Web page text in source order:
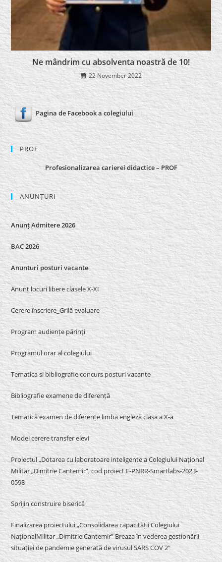
Ne mândrim cu absolventa noastră de 10!
22 November 2022
Pagina de Facebook a colegiului
PROF
Profesionalizarea carierei didactice – PROF
ANUNȚURI
Anunț Admitere 2026
BAC 2026
Anunturi posturi vacante
Anunț locuri libere clasele X-XI
Cerere înscriere_Grilă evaluare
Program audiențe părinți
Programul orar al colegiului
Tematica si bibliografie concurs posturi vacante
Bibliografie examene de diferență
Tematică examen de diferențe limba engleză clasa a X-a
Model cerere transfer elevi
Proiectul „Dotarea cu laboratoare inteligente a Colegiului Național
Militar „Dimitrie Cantemir”, cod proiect F-PNRR-Smartlabs-2023-
0598
Sprijin construire biserică
Finalizarea proiectului „Consolidarea capacității Colegiului
NaționalMilitar „Dimitrie Cantemir” Breaza în vederea gestionării
situației de pandemie generată de virusul SARS COV 2″